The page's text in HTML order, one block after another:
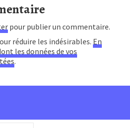
pour publier un commentaire.
réduire les indésirables. En
les données de vos
.